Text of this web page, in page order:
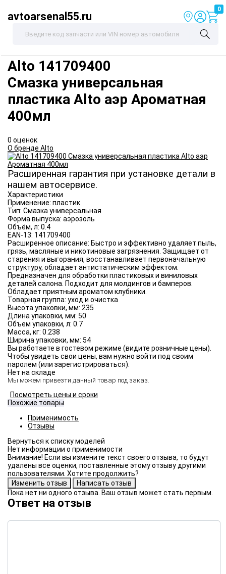
avtoarsenal55.ru
0
Alto 141709400
Смазка универсальная
пластика Alto аэр Ароматная
400мл
0 оценок
О бренде Alto
Расширенная гарантия при установке детали в
нашем автосервисе.
Характеристики
Применение: пластик
Тип: Смазка универсальная
Форма выпуска: аэрозоль
Объём, л: 0.4
EAN-13: 141709400
Расширенное описание: Быстро и эффективно удаляет пыль,
грязь, масляные и никотиновые загрязнения. Защищает от
старения и выгорания, восстанавливает первоначальную
структуру, обладает антистатическим эффектом.
Предназначен для обработки пластиковых и виниловых
деталей салона. Подходит для молдингов и бамперов.
Обладает приятным ароматом клубники.
Товарная группа: уход и очистка
Высота упаковки, мм: 235
Длина упаковки, мм: 50
Объем упаковки, л: 0.7
Масса, кг: 0.238
Ширина упаковки, мм: 54
Вы работаете в гостевом режиме (видите розничные цены).
Чтобы увидеть свои цены, вам нужно войти под своим
паролем (или зарегистрироваться).
Нет на складе
Мы можем привезти данный товар под заказ.
Посмотреть цены и сроки
Похожие товары
Применимость
Отзывы
Нет информации о применимости
Внимание! Если вы измените текст своего отзыва, то будут
удалены все оценки, поставленные этому отзыву другими
пользователями. Хотите продолжить?
Пока нет ни одного отзыва. Ваш отзыв может стать первым.
Ответ на отзыв